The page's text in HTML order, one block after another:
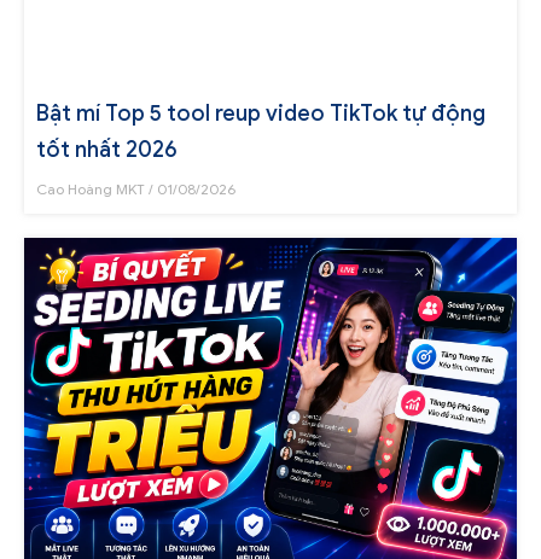
Bật mí Top 5 tool reup video TikTok tự động
tốt nhất 2026
Cao Hoàng MKT 01/08/2026